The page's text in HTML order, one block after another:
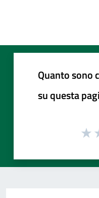
Quanto sono
su questa